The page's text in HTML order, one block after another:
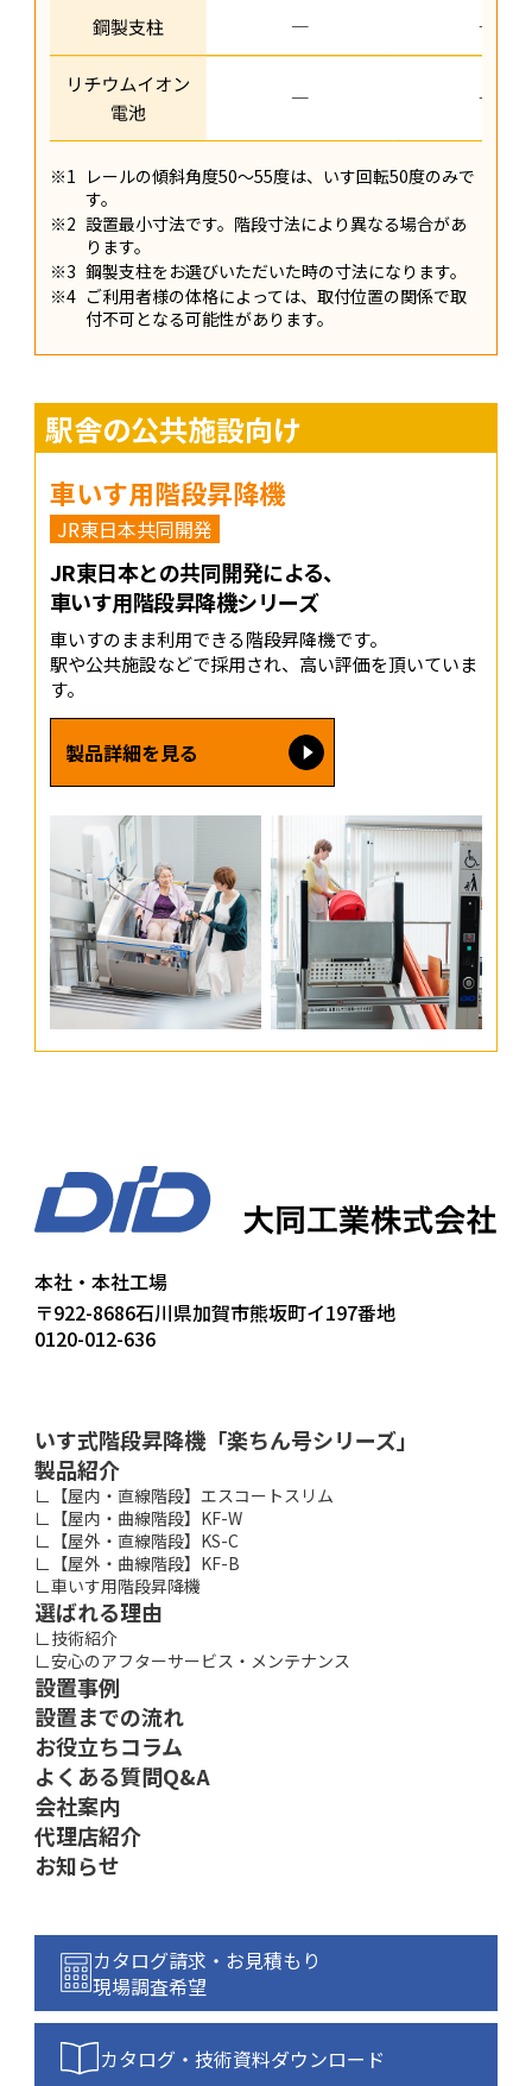
※1 レールの傾斜角度50〜55度は、いす回転50度のみで
す。
※2 設置最小寸法です。階段寸法により異なる場合があ
ります。
※3 鋼製支柱をお選びいただいた時の寸法になります。
※4 ご利用者様の体格によっては、取付位置の関係で取
付不可となる可能性があります。
駅舎の公共施設向け
車いす用階段昇降機
JR東日本共同開発
JR東日本との共同開発による、
車いす用階段昇降機シリーズ
車いすのまま利用できる階段昇降機です。
駅や公共施設などで採用され、高い評価を頂いていま
す。
製品詳細を見る
本社・本社工場
〒922-8686石川県加賀市熊坂町イ197番地
0120-012-636
いす式階段昇降機「楽ちん号シリーズ」
製品紹介
∟【屋内・直線階段】エスコートスリム
∟【屋内・曲線階段】KF-W
∟【屋外・直線階段】KS-C
∟【屋外・曲線階段】KF-B
∟車いす用階段昇降機
選ばれる理由
∟技術紹介
∟安心のアフターサービス・メンテナンス
設置事例
設置までの流れ
お役立ちコラム
よくある質問Q&A
会社案内
代理店紹介
お知らせ
カタログ請求・お見積もり
現場調査希望
カタログ・技術資料ダウンロード